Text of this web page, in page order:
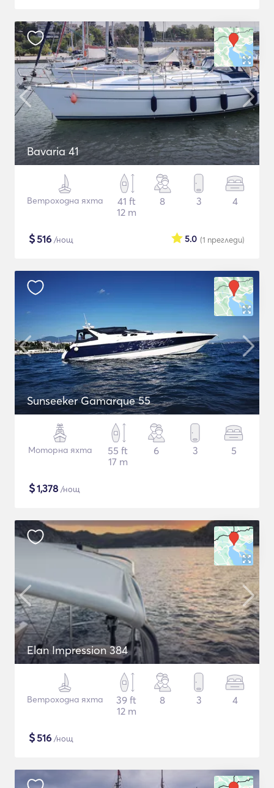
Bavaria 41
Ветроходна яхта
41 ft
12 m
8 3 4
$516 /нощ (1 прегледи)
5.0
Sunseeker Gamarque 55
Моторна яхта
55 ft
17 m
6 3 5
$1,378 /нощ
Elan Impression 384
Ветроходна яхта
39 ft
12 m
8 3 4
$516 /нощ